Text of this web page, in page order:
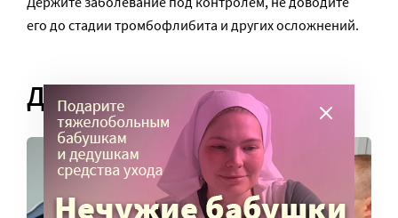
его до стадии тромбофлибита и других осложнений.
Диагностика